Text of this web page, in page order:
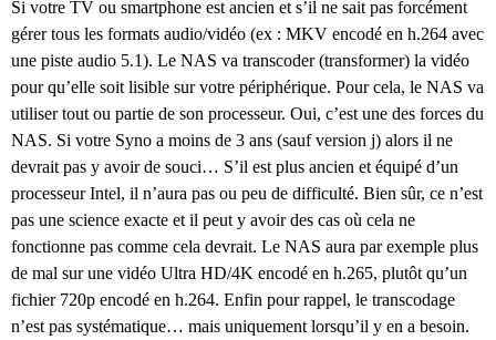
Si votre TV ou smartphone est ancien et s’il ne sait pas forcément
gérer tous les formats audio/vidéo (ex : MKV encodé en h.264 avec
une piste audio 5.1). Le NAS va transcoder (transformer) la vidéo
pour qu’elle soit lisible sur votre périphérique. Pour cela, le NAS va
utiliser tout ou partie de son processeur. Oui, c’est une des forces du
NAS. Si votre Syno a moins de 3 ans (sauf version j) alors il ne
devrait pas y avoir de souci… S’il est plus ancien et équipé d’un
processeur Intel, il n’aura pas ou peu de difficulté. Bien sûr, ce n’est
pas une science exacte et il peut y avoir des cas où cela ne
fonctionne pas comme cela devrait. Le NAS aura par exemple plus
de mal sur une vidéo Ultra HD/4K encodé en h.265, plutôt qu’un
fichier 720p encodé en h.264. Enfin pour rappel, le transcodage
n’est pas systématique… mais uniquement lorsqu’il y en a besoin.